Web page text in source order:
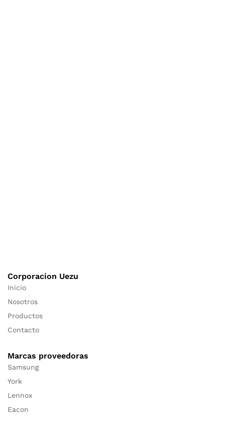
Corporacion Uezu
Inicio
Nosotros
Productos
Contacto
Marcas proveedoras
Samsung
York
Lennox
Eacon